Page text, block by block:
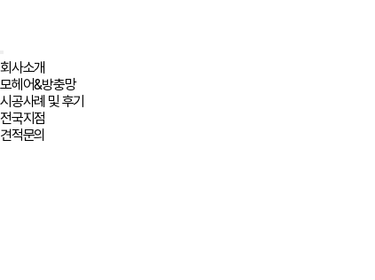
회사소개
모헤어&방충망
시공사례 및 후기
전국지점
견적문의